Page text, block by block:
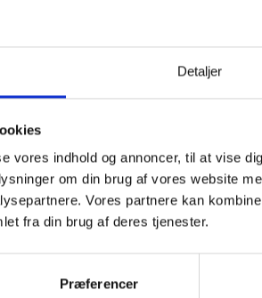
Detaljer
vores indhold og annoncer, til at vise
om din brug af vores website
Vores partnere kan
fra din brug af deres tjenester.
Præferencer
en trappe med cirka 25 trin, hvilket
egnet for personer med gangbesvær.
Strand
til badeture, lange gåture og
finder du butikker, bager, caféer og
for naturelskere med klitter,